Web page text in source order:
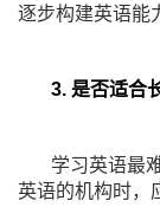
逐步构建英语能
3. 是否适合
学习英语最难
英语的机构时，